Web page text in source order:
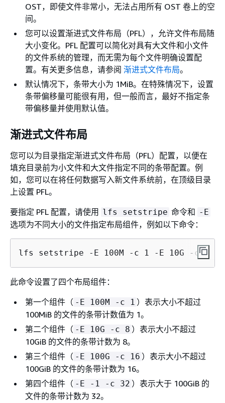
OST，即使文件非常小，无法占用所有 OST 卷上的空
间。
您可以设置渐进式文件布局（PFL），允许文件布局随
大小变化。PFL 配置可以简化对具有大文件和小文件
的文件系统的管理，而无需为每个文件明确设置配
置。有关更多信息，请参阅 渐进式文件布局。
默认情况下，条带大小为 1MiB。在特殊情况下，设置
条带偏移量可能很有用，但一般而言，最好不指定条
带偏移量并使用默认值。
渐进式文件布局
您可以为目录指定渐进式文件布局（PFL）配置，以便在
填充目录前为小文件和大文件指定不同的条带配置。例
如，您可以在将任何数据写入新文件系统前，在顶级目录
上设置 PFL。
要指定 PFL 配置，请使用 lfs setstripe 命令和 -E
选项为不同大小的文件指定布局组件，例如以下命令：
lfs setstripe -E 100M -c 1 -E 10G -c 8 -
此命令设置了四个布局组件：
第一个组件（ -E 100M -c 1 ）表示大小不超过
100MiB 的文件的条带计数值为 1。
第二个组件（ -E 10G -c 8 ）表示大小不超过
10GiB 的文件的条带计数为 8。
第三个组件（ -E 100G -c 16 ）表示大小不超过
100GiB 的文件的条带计数为 16。
第四个组件（ -E -1 -c 32 ）表示大于 100GiB 的
文件的条带计数为 32。